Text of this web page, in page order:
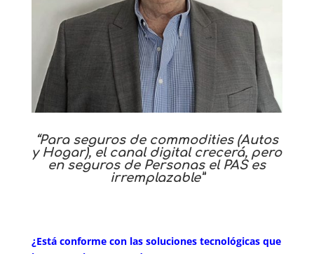
“Para seguros de commodities (Autos
y Hogar), el canal digital crecerá, pero
en seguros de Personas el PAS es
irremplazable”
¿Está conforme con las soluciones tecnológicas que